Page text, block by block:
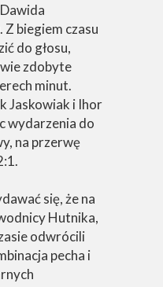
biegiem czasu
do głosu,
zdobyte
minut.
Jaskowiak i Ihor
wydarzenia do
na przerwę
się, że na
Hutnika,
odwrócili
pecha i